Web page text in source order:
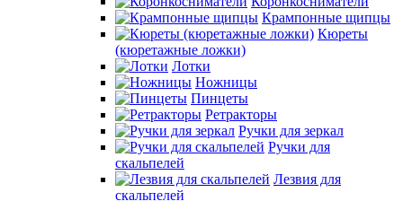
Крампонные щипцы
Кюреты
(кюретажные ложки)
Лотки
Ножницы
Пинцеты
Ретракторы
Ручки для зеркал
Ручки для
скальпелей
Лезвия для
скальпелей